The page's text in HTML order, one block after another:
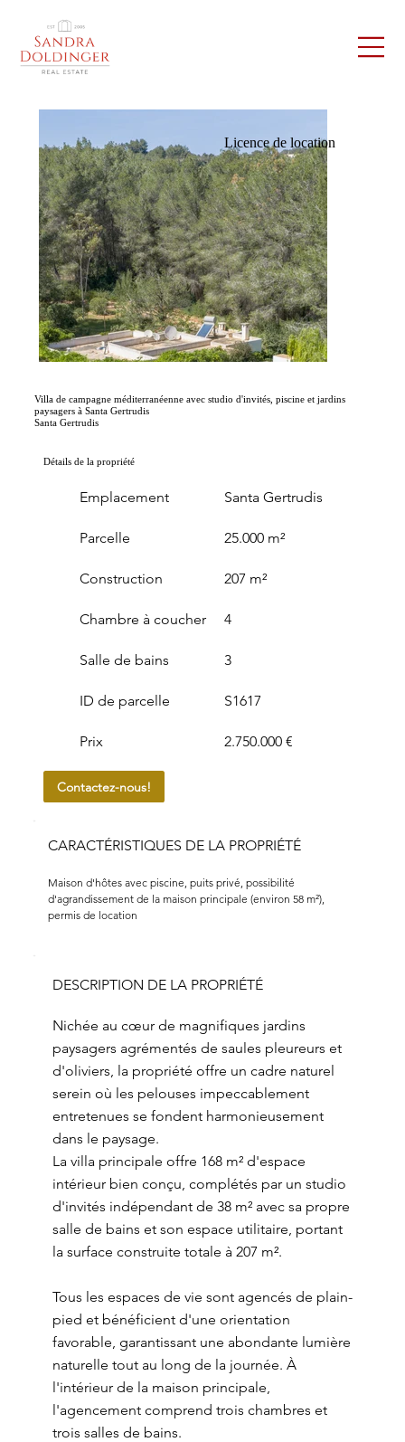
Licence de location
Villa de campagne méditerranéenne avec studio d'invités, piscine et jardins
paysagers à Santa Gertrudis
Santa Gertrudis
Détails de la propriété
Emplacement
Parcelle
Construction
Santa Gertrudis
25.000 m²
207 m²
Chambre à coucher
Salle de bains
4
3
ID de parcelle
Prix
S1617
2.750.000 €
Contactez-nous!
CARACTÉRISTIQUES DE LA PROPRIÉTÉ
Maison d'hôtes avec piscine, puits privé, possibilité
d'agrandissement de la maison principale (environ 58 m²),
permis de location
DESCRIPTION DE LA PROPRIÉTÉ
Nichée au cœur de magnifiques jardins
paysagers agrémentés de saules pleureurs et
d'oliviers, la propriété offre un cadre naturel
serein où les pelouses impeccablement
entretenues se fondent harmonieusement
dans le paysage.
La villa principale offre 168 m² d'espace
intérieur bien conçu, complétés par un studio
d'invités indépendant de 38 m² avec sa propre
salle de bains et son espace utilitaire, portant
la surface construite totale à 207 m².
Tous les espaces de vie sont agencés de plain-
pied et bénéficient d'une orientation
favorable, garantissant une abondante lumière
naturelle tout au long de la journée. À
l'intérieur de la maison principale,
l'agencement comprend trois chambres et
trois salles de bains.